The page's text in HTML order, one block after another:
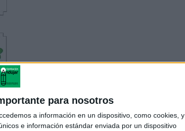
para nosotros
a información en un dispositivo, como cookies, y
e información estándar enviada por un dispositivo